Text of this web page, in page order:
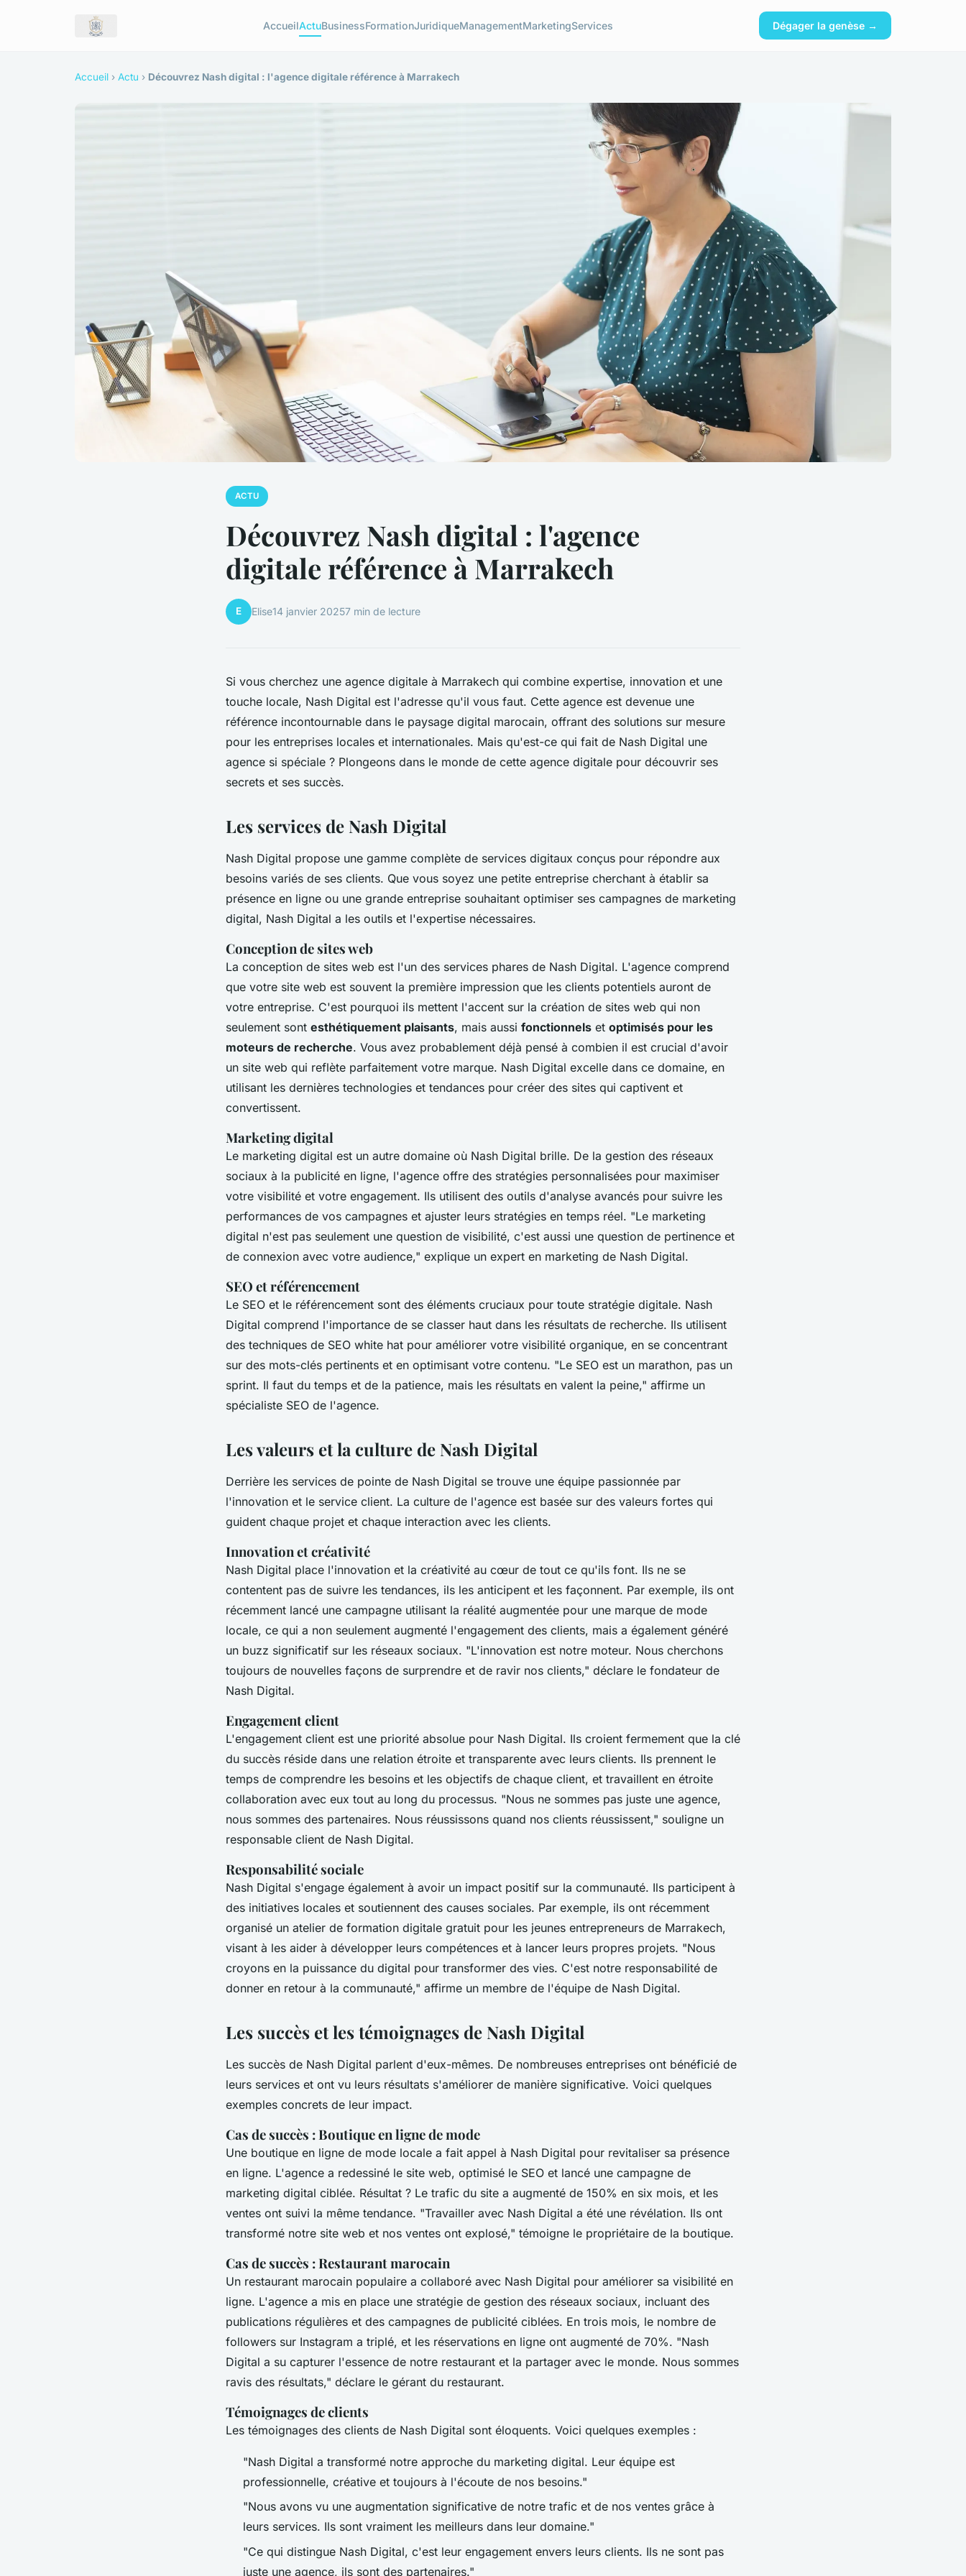
AccueilActuBusinessFormationJuridiqueManagementMarketingServices Dégager la genèse →
Accueil › Actu › Découvrez Nash digital : l'agence digitale référence à Marrakech
ACTU
Découvrez Nash digital : l'agence
digitale référence à Marrakech
E Elise14 janvier 20257 min de lecture
Si vous cherchez une agence digitale à Marrakech qui combine expertise, innovation et une
touche locale, Nash Digital est l'adresse qu'il vous faut. Cette agence est devenue une
référence incontournable dans le paysage digital marocain, offrant des solutions sur mesure
pour les entreprises locales et internationales. Mais qu'est-ce qui fait de Nash Digital une
agence si spéciale ? Plongeons dans le monde de cette agence digitale pour découvrir ses
secrets et ses succès.
Les services de Nash Digital
Nash Digital propose une gamme complète de services digitaux conçus pour répondre aux
besoins variés de ses clients. Que vous soyez une petite entreprise cherchant à établir sa
présence en ligne ou une grande entreprise souhaitant optimiser ses campagnes de marketing
digital, Nash Digital a les outils et l'expertise nécessaires.
Conception de sites web
La conception de sites web est l'un des services phares de Nash Digital. L'agence comprend
que votre site web est souvent la première impression que les clients potentiels auront de
votre entreprise. C'est pourquoi ils mettent l'accent sur la création de sites web qui non
seulement sont esthétiquement plaisants, mais aussi fonctionnels et optimisés pour les
moteurs de recherche. Vous avez probablement déjà pensé à combien il est crucial d'avoir
un site web qui reflète parfaitement votre marque. Nash Digital excelle dans ce domaine, en
utilisant les dernières technologies et tendances pour créer des sites qui captivent et
convertissent.
Marketing digital
Le marketing digital est un autre domaine où Nash Digital brille. De la gestion des réseaux
sociaux à la publicité en ligne, l'agence offre des stratégies personnalisées pour maximiser
votre visibilité et votre engagement. Ils utilisent des outils d'analyse avancés pour suivre les
performances de vos campagnes et ajuster leurs stratégies en temps réel. "Le marketing
digital n'est pas seulement une question de visibilité, c'est aussi une question de pertinence et
de connexion avec votre audience," explique un expert en marketing de Nash Digital.
SEO et référencement
Le SEO et le référencement sont des éléments cruciaux pour toute stratégie digitale. Nash
Digital comprend l'importance de se classer haut dans les résultats de recherche. Ils utilisent
des techniques de SEO white hat pour améliorer votre visibilité organique, en se concentrant
sur des mots-clés pertinents et en optimisant votre contenu. "Le SEO est un marathon, pas un
sprint. Il faut du temps et de la patience, mais les résultats en valent la peine," affirme un
spécialiste SEO de l'agence.
Les valeurs et la culture de Nash Digital
Derrière les services de pointe de Nash Digital se trouve une équipe passionnée par
l'innovation et le service client. La culture de l'agence est basée sur des valeurs fortes qui
guident chaque projet et chaque interaction avec les clients.
Innovation et créativité
Nash Digital place l'innovation et la créativité au cœur de tout ce qu'ils font. Ils ne se
contentent pas de suivre les tendances, ils les anticipent et les façonnent. Par exemple, ils ont
récemment lancé une campagne utilisant la réalité augmentée pour une marque de mode
locale, ce qui a non seulement augmenté l'engagement des clients, mais a également généré
un buzz significatif sur les réseaux sociaux. "L'innovation est notre moteur. Nous cherchons
toujours de nouvelles façons de surprendre et de ravir nos clients," déclare le fondateur de
Nash Digital.
Engagement client
L'engagement client est une priorité absolue pour Nash Digital. Ils croient fermement que la clé
du succès réside dans une relation étroite et transparente avec leurs clients. Ils prennent le
temps de comprendre les besoins et les objectifs de chaque client, et travaillent en étroite
collaboration avec eux tout au long du processus. "Nous ne sommes pas juste une agence,
nous sommes des partenaires. Nous réussissons quand nos clients réussissent," souligne un
responsable client de Nash Digital.
Responsabilité sociale
Nash Digital s'engage également à avoir un impact positif sur la communauté. Ils participent à
des initiatives locales et soutiennent des causes sociales. Par exemple, ils ont récemment
organisé un atelier de formation digitale gratuit pour les jeunes entrepreneurs de Marrakech,
visant à les aider à développer leurs compétences et à lancer leurs propres projets. "Nous
croyons en la puissance du digital pour transformer des vies. C'est notre responsabilité de
donner en retour à la communauté," affirme un membre de l'équipe de Nash Digital.
Les succès et les témoignages de Nash Digital
Les succès de Nash Digital parlent d'eux-mêmes. De nombreuses entreprises ont bénéficié de
leurs services et ont vu leurs résultats s'améliorer de manière significative. Voici quelques
exemples concrets de leur impact.
Cas de succès : Boutique en ligne de mode
Une boutique en ligne de mode locale a fait appel à Nash Digital pour revitaliser sa présence
en ligne. L'agence a redessiné le site web, optimisé le SEO et lancé une campagne de
marketing digital ciblée. Résultat ? Le trafic du site a augmenté de 150% en six mois, et les
ventes ont suivi la même tendance. "Travailler avec Nash Digital a été une révélation. Ils ont
transformé notre site web et nos ventes ont explosé," témoigne le propriétaire de la boutique.
Cas de succès : Restaurant marocain
Un restaurant marocain populaire a collaboré avec Nash Digital pour améliorer sa visibilité en
ligne. L'agence a mis en place une stratégie de gestion des réseaux sociaux, incluant des
publications régulières et des campagnes de publicité ciblées. En trois mois, le nombre de
followers sur Instagram a triplé, et les réservations en ligne ont augmenté de 70%. "Nash
Digital a su capturer l'essence de notre restaurant et la partager avec le monde. Nous sommes
ravis des résultats," déclare le gérant du restaurant.
Témoignages de clients
Les témoignages des clients de Nash Digital sont éloquents. Voici quelques exemples :
"Nash Digital a transformé notre approche du marketing digital. Leur équipe est
professionnelle, créative et toujours à l'écoute de nos besoins."
"Nous avons vu une augmentation significative de notre trafic et de nos ventes grâce à
leurs services. Ils sont vraiment les meilleurs dans leur domaine."
"Ce qui distingue Nash Digital, c'est leur engagement envers leurs clients. Ils ne sont pas
juste une agence, ils sont des partenaires."